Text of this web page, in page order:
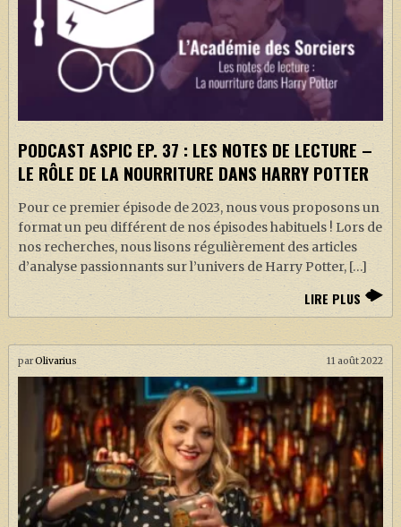
PODCAST ASPIC EP. 37 : LES NOTES DE LECTURE –
LE RÔLE DE LA NOURRITURE DANS HARRY POTTER
Pour ce premier épisode de 2023, nous vous proposons un
format un peu différent de nos épisodes habituels ! Lors de
nos recherches, nous lisons régulièrement des articles
d’analyse passionnants sur l’univers de Harry Potter, […]
LIRE PLUS
parOlivarius 11 août 2022